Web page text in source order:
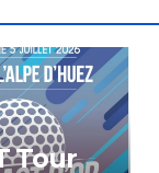
Tour